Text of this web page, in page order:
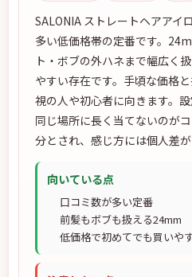
SALONIA ストレートヘアア
多い低価格帯の定番です。
ト・ボブの外ハネまで幅広く
やすい存在です。手頃な価格
視の人や初心者に向きます。
同じ場所に長く当てないのが
分とされ、感じ方には個人差が
向いている点
口コミ数が多い定番
前髪もボブも扱える24mm
低価格で初めてでも買いや